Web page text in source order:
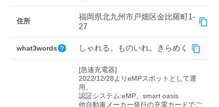
検索する
住所
福岡県北九州市戸畑区金比羅町1-
27
what3words しゃれる。ものいれ。きらめく
[急速充電器]
2022/12/28よりeMPスポットとして運
用。
認証システム:eMP、smart oasis
他自動車メーカー発行の充電カードでご